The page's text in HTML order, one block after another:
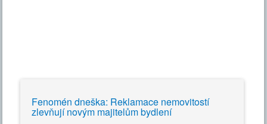
Fenomén dneška: Reklamace nemovitostí
zlevňují novým majitelům bydlení